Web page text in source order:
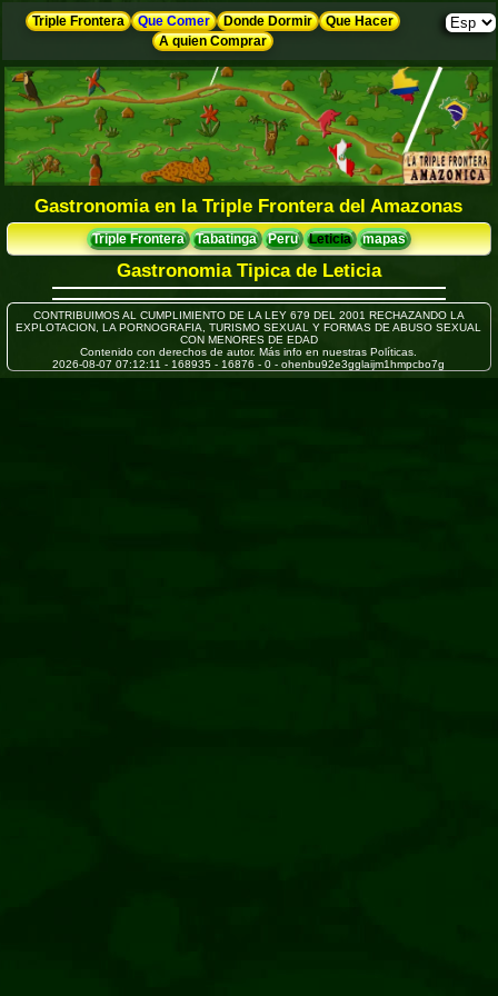
Triple Frontera Que Comer Donde Dormir
Que Hacer
A quien Comprar
Gastronomia en la Triple Frontera del Amazonas
Triple Frontera Tabatinga Peru Leticia mapas
Gastronomia Tipica de Leticia
CONTRIBUIMOS AL CUMPLIMIENTO DE LA LEY 679 DEL 2001 RECHAZANDO LA
EXPLOTACION, LA PORNOGRAFIA, TURISMO SEXUAL Y FORMAS DE ABUSO SEXUAL
CON MENORES DE EDAD
Contenido con derechos de autor. Más info en nuestras Políticas.
2026-08-07 07:12:11 - 168935 - 16876 - 0 - ohenbu92e3gglaijm1hmpcbo7g